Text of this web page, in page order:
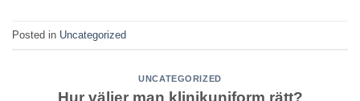
Posted in Uncategorized
UNCATEGORIZED
Hur väljer man klinikuniform rätt?